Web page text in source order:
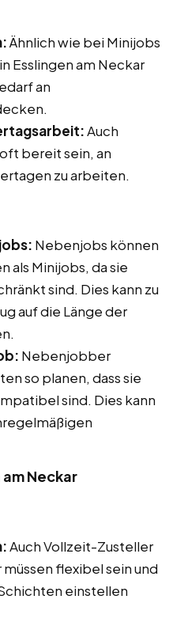
Ähnlich wie bei Minijobs
Esslingen am Neckar
an
Auch
bereit sein, an
zu arbeiten.
Nebenjobs können
als Minijobs, da sie
sind. Dies kann zu
auf die Länge der
Nebenjobber
so planen, dass sie
sind. Dies kann
Neckar
Auch Vollzeit-Zusteller
flexibel sein und
einstellen